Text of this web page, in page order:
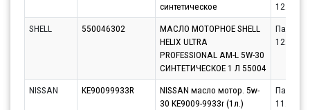
синтетическое
SHELL
550046302
МАСЛО МОТОРНОЕ SHELL
HELIX ULTRA
PROFESSIONAL AM-L 5W-30
СИНТЕТИЧЕСКОЕ 1 Л 55004
Партнёр
NISSAN KE90099933R
NISSAN масло мотор. 5w-
30 KE9009-9933r (1л.)
Партнёр